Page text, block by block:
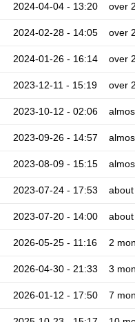
2024-04-04 - 13:20 over
2024-02-28 - 14:05 over
2024-01-26 - 16:14 over
2023-12-11 - 15:19 over
2023-10-12 - 02:06
2023-09-26 - 14:57
2023-08-09 - 15:15
2023-07-24 - 17:53
2023-07-20 - 14:00
2026-05-25 - 11:16 2
2026-04-30 - 21:33 3
2026-01-12 - 17:50 7